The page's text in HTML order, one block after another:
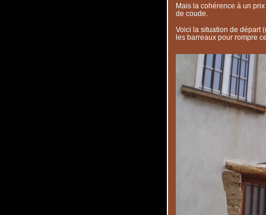
Mais la cohérence à un
de coude.
Voici la situation de départ
les barreaux pour rompre